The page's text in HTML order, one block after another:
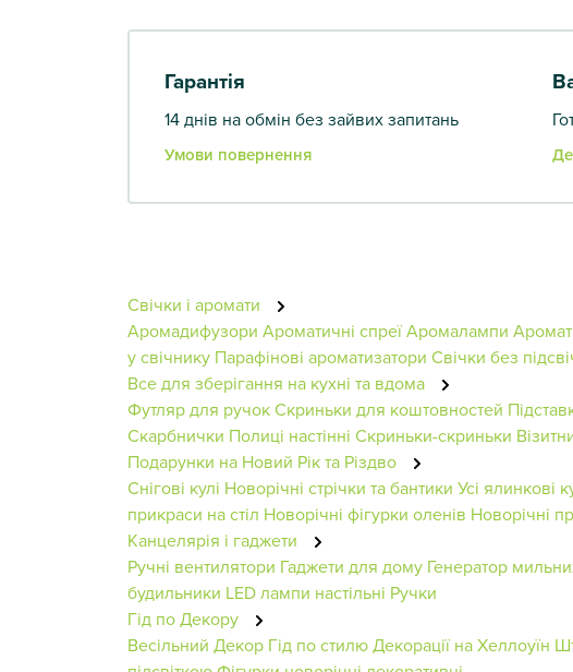
Гарантія
14 днів на обмін без зайвих запитань
Умови повернення
Свічки і аромати
Аромадифузори Ароматичні спреїАромалампи
у свічнику Парафінові ароматизатори Свічки без
Все для зберігання на кухні та вдома
Футляр для ручокСкриньки для коштовностей
Скарбнички Полиці настінні Скриньки-скриньки
Подарунки на Новий Рік та Різдво
Снігові кулі Новорічні стрічки та бантики Усі ялинкові
прикраси на стіл Новорічні фігурки оленів Новорічні
Канцелярія і гаджети
Ручні вентилятори Гаджети для дому Генератор
будильники LED лампи настільні Ручки
Гід по Декору
Весільний Декор Гід по стилюДекорації на Хеллоуїн